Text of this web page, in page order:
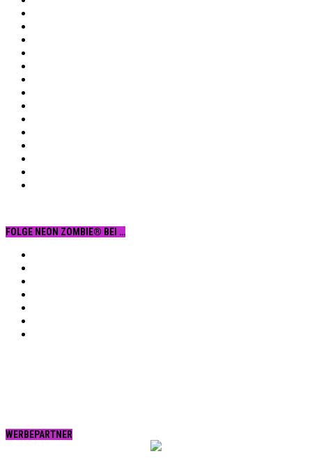
FOLGE NEON ZOMBIE® BEI …
WERBEPARTNER